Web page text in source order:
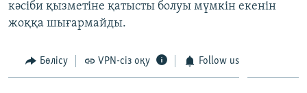
Басқа тілдерде
кәсіби қызметіне қатысты болуы мүмкін екенін
жоққа шығармайды.
Бөлісу VPN-сіз оқу Follow us